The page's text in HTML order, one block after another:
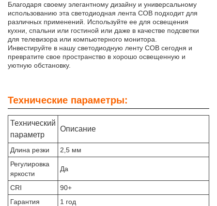
Благодаря своему элегантному дизайну и универсальному
использованию эта светодиодная лента COB подходит для
различных применений. Используйте ее для освещения
кухни, спальни или гостиной или даже в качестве подсветки
для телевизора или компьютерного монитора.
Инвестируйте в нашу светодиодную ленту COB сегодня и
превратите свое пространство в хорошо освещенную и
уютную обстановку.
Технические параметры:
Технический
параметр
Описание
Длина резки
2,5 мм
Регулировка
яркости
Да
CRI
90+
Гарантия
1 год